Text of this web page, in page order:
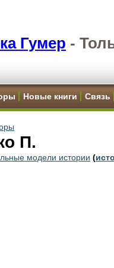
Гумер -
Новые книги Связь
П.
модели истории (